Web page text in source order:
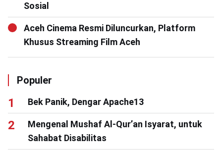
Sosial
Aceh Cinema Resmi Diluncurkan, Platform
Khusus Streaming Film Aceh
Populer
Bek Panik, Dengar Apache13
Mengenal Mushaf Al-Qur’an Isyarat, untuk
Sahabat Disabilitas